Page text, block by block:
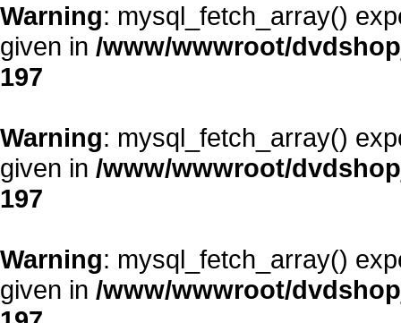
Warning: mysql_fetch_array()
given in /www/wwwroot/
197
Warning: mysql_fetch_array()
given in /www/wwwroot/
197
Warning: mysql_fetch_array()
given in /www/wwwroot/